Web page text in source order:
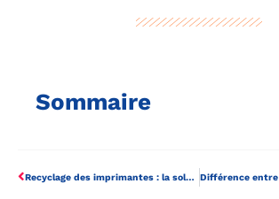
Sommaire
Recyclage des imprimantes : la solution efficace pour traiter vos déchets informatiques